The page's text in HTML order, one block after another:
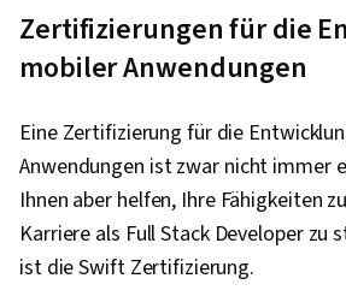
Restful API, Serverloses
Anwendungsentwicklung,
Durchziehen,
Professionalität,
Benutzerkonten,
Kontinuierliche
Entwicklung, Javascript,
Zertifizierungen für die
mobiler Anwendungen
Eine Zertifizierung für die
Anwendungen ist zwar nicht immer
Ihnen aber helfen, Ihre Fähigkeiten
Karriere als Full Stack Developer zu
ist die Swift Zertifizierung.